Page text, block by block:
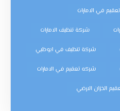
في الامارات
شركة تنظيف الامارات
شركة تنظيف في ابوظبي
شركه تعقيم في الامارات
الخزان الارضي